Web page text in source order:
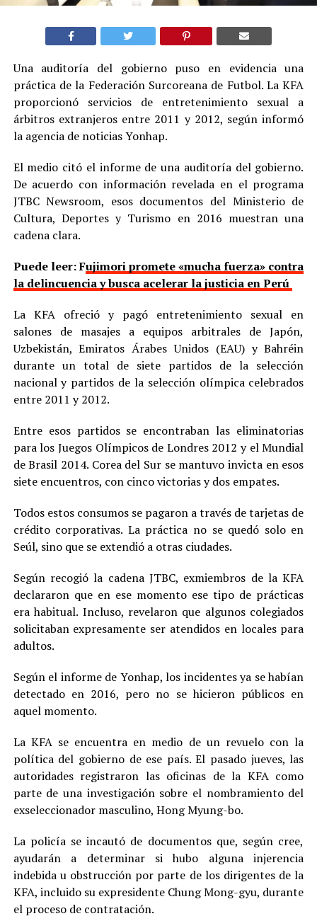
Una auditoría del gobierno puso en evidencia una
práctica de la Federación Surcoreana de Futbol. La KFA
proporcionó servicios de entretenimiento sexual a
árbitros extranjeros entre 2011 y 2012, según informó
la agencia de noticias Yonhap.
El medio citó el informe de una auditoría del gobierno.
De acuerdo con información revelada en el programa
JTBC Newsroom, esos documentos del Ministerio de
Cultura, Deportes y Turismo en 2016 muestran una
cadena clara.
Puede leer: Fujimori promete «mucha fuerza» contra
la delincuencia y busca acelerar la justicia en Perú
La KFA ofreció y pagó entretenimiento sexual en
salones de masajes a equipos arbitrales de Japón,
Uzbekistán, Emiratos Árabes Unidos (EAU) y Bahréin
durante un total de siete partidos de la selección
nacional y partidos de la selección olímpica celebrados
entre 2011 y 2012.
Entre esos partidos se encontraban las eliminatorias
para los Juegos Olímpicos de Londres 2012 y el Mundial
de Brasil 2014. Corea del Sur se mantuvo invicta en esos
siete encuentros, con cinco victorias y dos empates.
Todos estos consumos se pagaron a través de tarjetas de
crédito corporativas. La práctica no se quedó solo en
Seúl, sino que se extendió a otras ciudades.
Según recogió la cadena JTBC, exmiembros de la KFA
declararon que en ese momento ese tipo de prácticas
era habitual. Incluso, revelaron que algunos colegiados
solicitaban expresamente ser atendidos en locales para
adultos.
Según el informe de Yonhap, los incidentes ya se habían
detectado en 2016, pero no se hicieron públicos en
aquel momento.
La KFA se encuentra en medio de un revuelo con la
política del gobierno de ese país. El pasado jueves, las
autoridades registraron las oficinas de la KFA como
parte de una investigación sobre el nombramiento del
exseleccionador masculino, Hong Myung-bo.
La policía se incautó de documentos que, según cree,
ayudarán a determinar si hubo alguna injerencia
indebida u obstrucción por parte de los dirigentes de la
KFA, incluido su expresidente Chung Mong-gyu, durante
el proceso de contratación.